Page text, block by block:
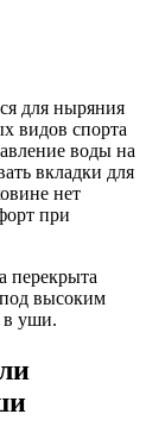
Выступать
можно было бы
руки.
«хвостики»
Еще один тест
Верхняя или
а во внутреннюю